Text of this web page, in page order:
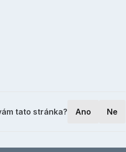
tato stránka? Ano Ne